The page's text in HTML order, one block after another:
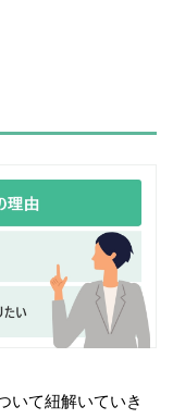
いて紐解いていき